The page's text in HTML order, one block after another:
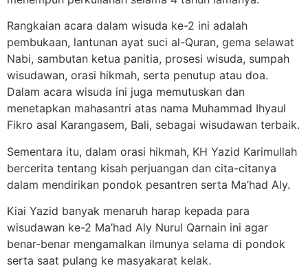
Rangkaian acara dalam wisuda ke-2 ini adalah
pembukaan, lantunan ayat suci al-Quran, gema selawat
Nabi, sambutan ketua panitia, prosesi wisuda, sumpah
wisudawan, orasi hikmah, serta penutup atau doa.
Dalam acara wisuda ini juga memutuskan dan
menetapkan mahasantri atas nama Muhammad Ihyaul
Fikro asal Karangasem, Bali, sebagai wisudawan terbaik.
Sementara itu, dalam orasi hikmah, KH Yazid Karimullah
bercerita tentang kisah perjuangan dan cita-citanya
dalam mendirikan pondok pesantren serta Ma’had Aly.
Kiai Yazid banyak menaruh harap kepada para
wisudawan ke-2 Ma’had Aly Nurul Qarnain ini agar
benar-benar mengamalkan ilmunya selama di pondok
serta saat pulang ke masyakarat kelak.